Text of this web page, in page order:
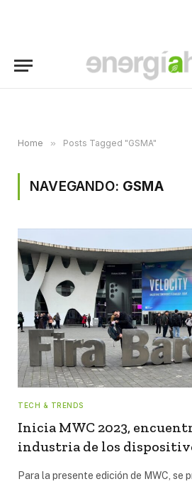
Home » Posts Tagged "GSMA"
NAVEGANDO: GSMA
TECH & TRENDS
Inicia MWC 2023,
industria de los
Para la presente edición de MWC, se